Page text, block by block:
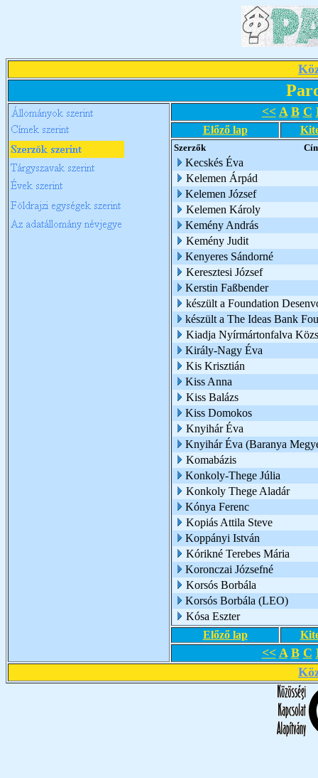
<< A B C
Előző lap
Szerzők
Kecskés Éva
Kelemen Árpád
Kelemen József
Kelemen Károly
Kemény András
Kemény Judit
Kenyeres Sándorné
Keresztesi József
Kerstin Faßbender
készült a Foundation
készült a The Ideas Bank
Kiadja Nyírmártonfalva
Király-Nagy Éva
Kis Krisztián
Kiss Anna
Kiss Balázs
Kiss Domokos
Knyihár Éva
Knyihár Éva (Baranya
Komabázis
Konkoly-Thege Júlia
Konkoly Thege Aladár
Kónya Ferenc
Kopiás Attila Steve
Koppányi István
Kórikné Terebes Mária
Koronczai Józsefné
Korsós Borbála
Korsós Borbála (LEO)
Kósa Eszter
Előző lap
<< A B C